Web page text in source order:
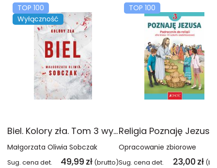
TOP 100
Wyłączność
Biel. Kolory zła. Tom 3 wyd. 2025
Małgorzata Oliwia Sobczak
Sug. cena det. 49,99 zł (brutto)
TOP 100
Opracowanie zbiorowe
Sug. cena det. 23,00 zł